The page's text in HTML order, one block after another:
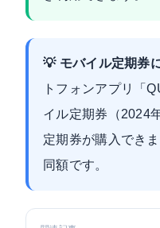
💡 モバイル定期券
トフォンアプリ「
イル定期券（2024
定期券が購入でき
同額です。